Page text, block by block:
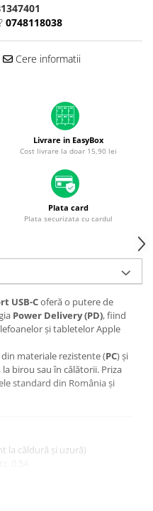
0748118038
Cere informatii
Livrare in EasyBox
Cost livrare la doar 15,90 lei
Plata card
Plata securizata cu cardul
USB-Coferă o putere de
Power Delivery (PD), fiind
și tabletelor Apple
materiale rezistente (PC) și
birou sau în călătorii. Priza
standard din România și
la căldură și uzură)